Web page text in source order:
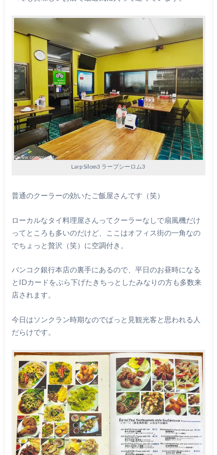
Larp Silom3 ラープシーロム3
普通のクーラーの効いたご飯屋さんです（笑）
ローカルなタイ料理屋さんってクーラーなしで扇風機だけ
ってところも多いのだけど、ここはオフィス街の一角なの
でちょっと贅沢（笑）に空調付き。
バンコク銀行本店の裏手にあるので、平日のお昼時になる
とIDカードをぶら下げたきちっとしたみなりの方も多数来
店されます。
今日はソンクラン時期なのでぱっと見観光客と思われる人
だらけです。